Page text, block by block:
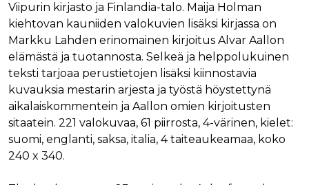
Viipurin kirjasto ja Finlandia-talo. Maija Holman
kiehtovan kauniiden valokuvien lisäksi kirjassa on
Markku Lahden erinomainen kirjoitus Alvar Aallon
elämästä ja tuotannosta. Selkeä ja helppolukuinen
teksti tarjoaa perustietojen lisäksi kiinnostavia
kuvauksia mestarin arjesta ja työstä höystettynä
aikalaiskommentein ja Aallon omien kirjoitusten
sitaatein. 221 valokuvaa, 61 piirrosta, 4-värinen, kielet:
suomi, englanti, saksa, italia, 4 taiteaukeamaa, koko
240 x 340.